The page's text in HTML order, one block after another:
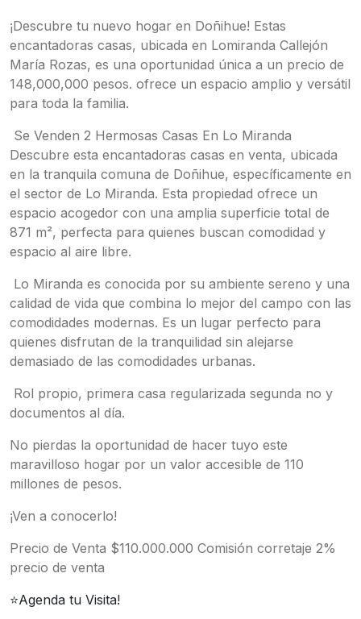
¡Descubre tu nuevo hogar en Doñihue! Estas
encantadoras casas, ubicada en Lomiranda Callejón
María Rozas, es una oportunidad única a un precio de
148,000,000 pesos. ofrece un espacio amplio y versátil
para toda la familia.
Se Venden 2 Hermosas Casas En Lo Miranda
Descubre esta encantadoras casas en venta, ubicada
en la tranquila comuna de Doñihue, específicamente en
el sector de Lo Miranda. Esta propiedad ofrece un
espacio acogedor con una amplia superficie total de
871 m², perfecta para quienes buscan comodidad y
espacio al aire libre.
Lo Miranda es conocida por su ambiente sereno y una
calidad de vida que combina lo mejor del campo con las
comodidades modernas. Es un lugar perfecto para
quienes disfrutan de la tranquilidad sin alejarse
demasiado de las comodidades urbanas.
Rol propio, primera casa regularizada segunda no y
documentos al día.
No pierdas la oportunidad de hacer tuyo este
maravilloso hogar por un valor accesible de 110
millones de pesos.
¡Ven a conocerlo!
Precio de Venta $110.000.000 Comisión corretaje 2%
precio de venta
⭐️Agenda tu Visita!